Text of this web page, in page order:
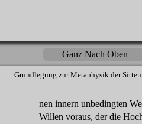
Ganz Nach Oben
Grundlegung zurMetaphysik der Sitten
nen innern unbedingten
Willen voraus, der die